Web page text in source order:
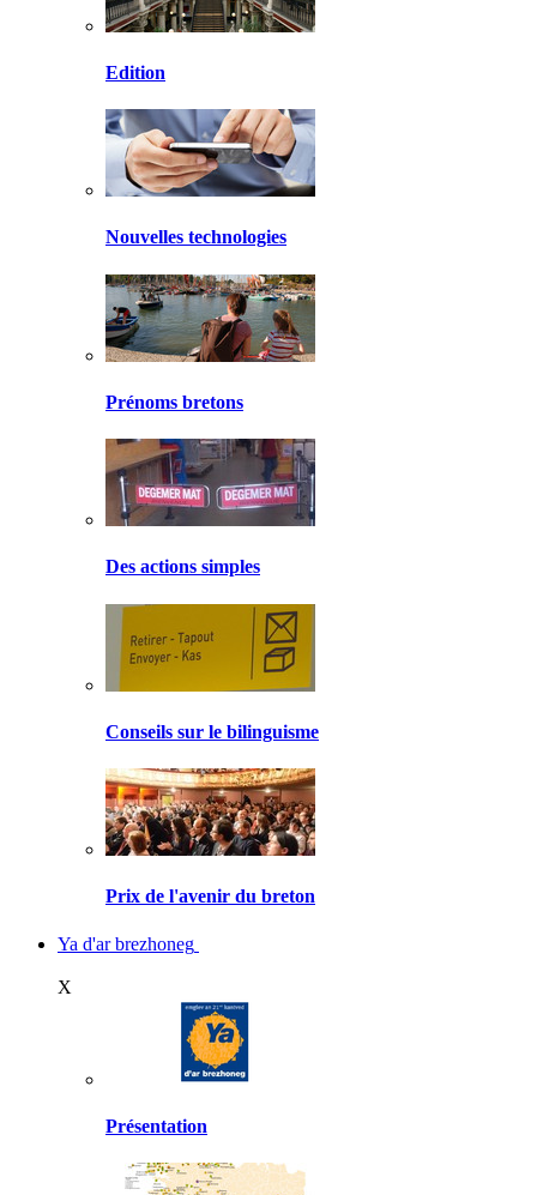
Edition
Nouvelles technologies
Prénoms bretons
Des actions simples
Conseils sur le bilinguisme
Prix de l'avenir du breton
Ya d'ar brezhoneg
X
Présentation